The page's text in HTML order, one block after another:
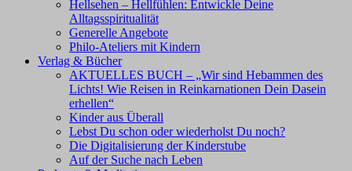
Hellsehen – Hellfühlen: Entwickle Deine
Alltagsspiritualität
Generelle Angebote
Philo-Ateliers mit Kindern
Verlag & Bücher
AKTUELLES BUCH – „Wir sind Hebammen des
Lichts! Wie Reisen in Reinkarnationen Dein Dasein
erhellen“
Kinder aus Überall
Lebst Du schon oder wiederholst Du noch?
Die Digitalisierung der Kinderstube
Auf der Suche nach Leben